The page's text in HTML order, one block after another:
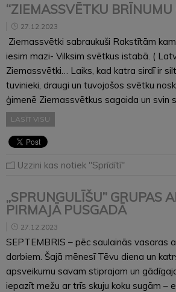
“ZIEMASSVĒTKU BRĪNUMU
27.12.2023
Ziemassvētki sabraukuši Rakstītām
iesim mazi- Vilksim svētkus istabā. (
Ziemassvētki… Laiks, kad katra sirdī ir
tuvinieki, draugi un tuvojošos svētku
ģimenē Ziemassvētkus sagaida un svin
LASĪT VISU
Uzzini kas notiek "Sprīdītī"
„SPRUNGULĪŠU” GRUPAS
PIRMAJĀ PUSGADĀ
27.12.2023
SEPTEMBRIS – pēc saulainās vasaras
darbiem. Šajā mēnesī Tēvu diena un
apsveikumu savam stiprajam un
iepazīt mežu ar trīs skuju koku sugām –